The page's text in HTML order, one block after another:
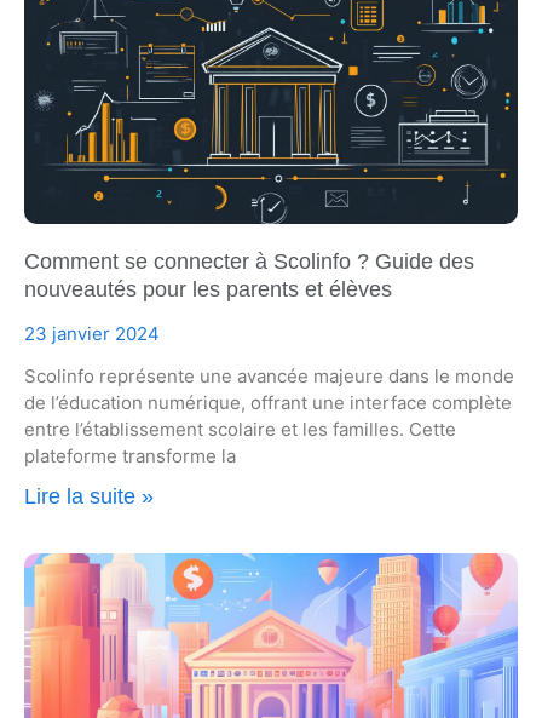
Comment se connecter à Scolinfo ? Guide des
nouveautés pour les parents et élèves
23 janvier 2024
Scolinfo représente une avancée majeure dans le monde
de l’éducation numérique, offrant une interface complète
entre l’établissement scolaire et les familles. Cette
plateforme transforme la
Lire la suite »